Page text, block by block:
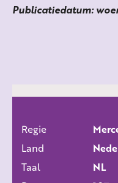
Publicatiedatum:
Regie
Land
Taal
NL